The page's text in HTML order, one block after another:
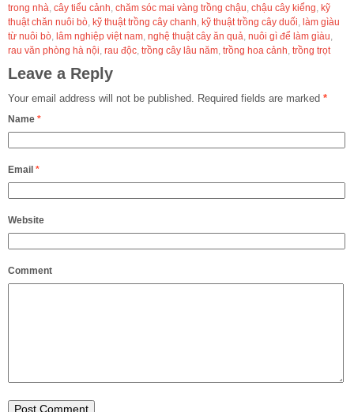
trong nhà, cây tiểu cảnh, chăm sóc mai vàng trồng chậu, chậu cây kiểng, kỹ
thuật chăn nuôi bò, kỹ thuật trồng cây chanh, kỹ thuật trồng cây duối, làm gìàu
từ nuôi bò, lâm nghiệp việt nam, nghệ thuật cây ăn quả, nuôi gì để làm gìàu,
rau văn phòng hà nội, rau độc, trồng cây lâu năm, trồng hoa cảnh, trồng trọt
Leave a Reply
Your email address will not be published. Required fields are marked *
Name *
Email *
Website
Comment